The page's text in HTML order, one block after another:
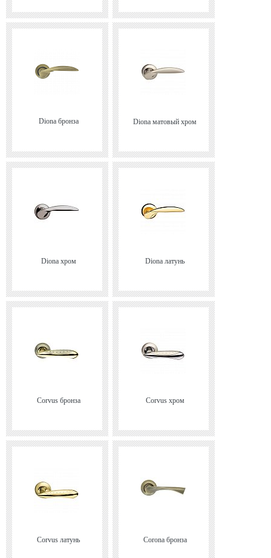
Diona бронза Diona матовый хром
Diona хром Diona латунь
Corvus бронза Corvus хром
Corvus латунь Corona бронза